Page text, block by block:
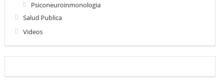
Psiconeuroinmonologia
Salud Publica
Videos